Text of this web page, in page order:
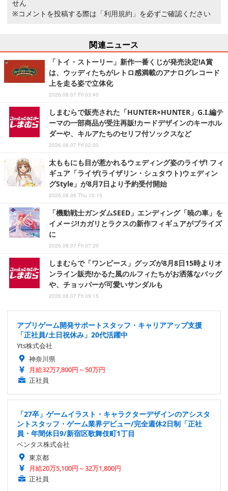
せん
※コメントを投稿する際は 「利用規約」 を必ずご確認ください
関連ニュース
「トイ・ストーリー」新作一番くじが発売決定!A賞
は、ウッディたちがレトロ感満載のアナログレコード
上を走る姿で立体化
2026.08.07 Fri 03:40
しまむらで販売された「HUNTER×HUNTER」G.I.編テ
ーマの一部商品が受注再販!カードデザインのキーホル
ダーや、キルアたちのセリフ付ソックスなど
2026.08.07 Fri 02:00
太ももにも目が惹かれるウェディング姿のライザ! フィ
ギュア「ライザ(ライザリン・シュタウト)ウェディン
グStyle」が8月7日より予約受付開始
2026.08.06 Thu 10:15
「機動戦士ガンダムSEED」エンディング「暁の車」を
イメージ!カガリとラクスの新作フィギュアがプライズ
に
2026.08.07 Fri 07:20
しまむらで「ワンピース」グッズが8月8日15時よりオ
ンライン販売!かるた風のルフィたちがお洒落なバッグ
や、チョッパーが可愛いサンダルも
2026.08.07 Fri 09:15
アプリゲーム開発サポートスタッフ・キャリアアップ支援
「正社員/土日祝休み」20代活躍中
Yts株式会社
神奈川県
月給32万7,800円～50万円
正社員
「27卒」ゲームイラスト・キャラクターデザインのアシスタ
ントスタッフ・ゲーム業界デビュー/完全週休2日制「正社
員・年間休日9/新宿区歌舞伎町1丁目
ベンタス株式会社
東京都
月給20万5,100円～32万1,800円
正社員